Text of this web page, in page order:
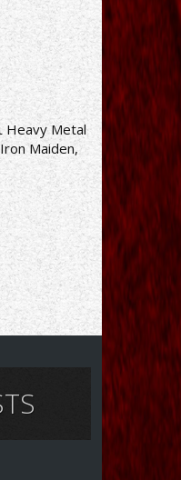
Heavy Metal
Maiden,